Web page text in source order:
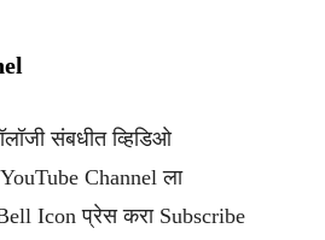
संबधीत व्हिडिओ
YouTube Channel ला
Icon प्रेस करा Subscribe